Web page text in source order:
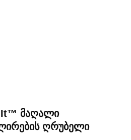
It™ მაღალი
ღრუბელი